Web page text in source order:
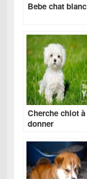
Bebe chat blanc
Cherche chiot à
donner